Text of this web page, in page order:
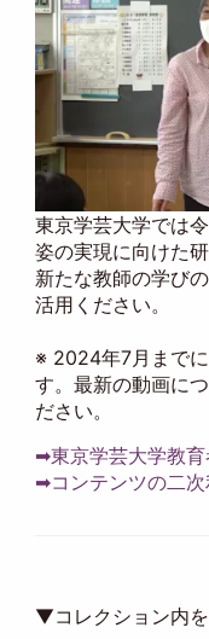
東京学芸大学では
姿の実現に向けた
新たな教師の学び
活用ください。
※ 2024年7月まで
す。最新の動画に
ださい。
➡東京学芸大学教育
➡コンテンツの二次
▼コレクション内